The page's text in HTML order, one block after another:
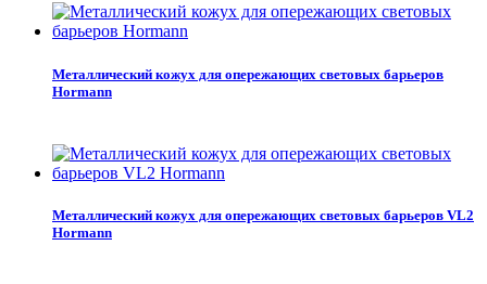
Металлический кожух для опережающих световых барьеров
Hormann
Металлический кожух для опережающих световых барьеров VL2
Hormann